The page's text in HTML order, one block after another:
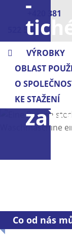
+420 381
522 544
VÝROBKY
OBLAST
O
KE STAŽENÍ
tiché
pro
Co od nás